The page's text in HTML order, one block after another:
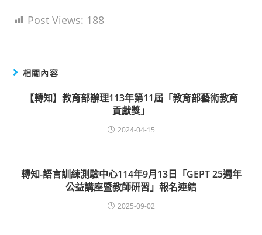
Post Views: 188
相關內容
【轉知】教育部辦理113年第11屆「教育部藝術教育
貢獻獎」
2024-04-15
轉知-語言訓練測驗中心114年9月13日「GEPT 25週年
公益講座暨教師研習」報名連結
2025-09-02